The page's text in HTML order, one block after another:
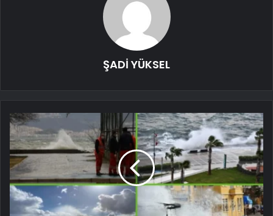
ŞADİ YÜKSEL